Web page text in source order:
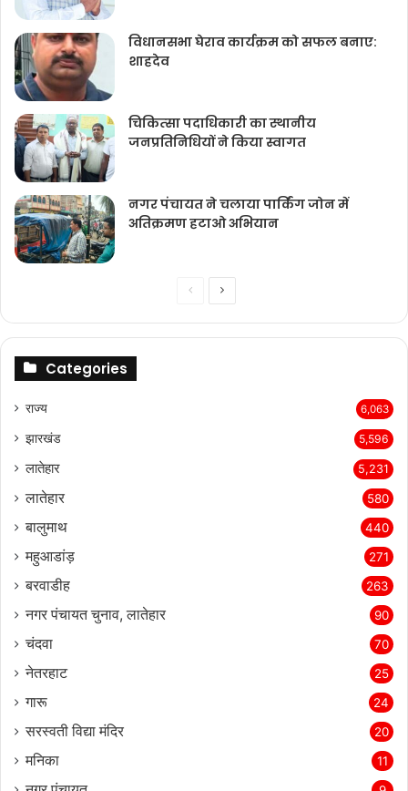
विधानसभा घेराव कार्यक्रम को सफल बनाए:
शाहदेव
चिकित्‍सा पदाधिकारी का स्थानीय
जनप्रतिनिधियों ने किया स्वागत
नगर पंचायत ने चलाया पार्किंग जोन में
अतिक्रमण हटाओ अभियान
PreviousNext
Categories
राज्‍य 6,063
झारखंड 5,596
लातेहार 5,231
लातेहार 580
बालुमाथ 440
महुआडांड़ 271
बरवाडीह 263
नगर पंचायत चुनाव, लातेहार 90
चंदवा 70
नेतरहाट 25
गारू 24
सरस्‍वती विद्या मंदिर 20
मनिका 11